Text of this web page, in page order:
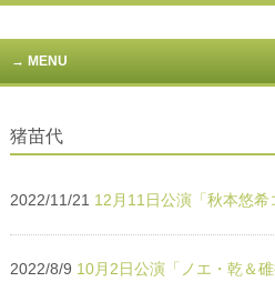
MENU
猪苗代
2022/11/21 12月11日公演「秋本悠希
2022/8/9 10月2日公演「ノエ・乾＆